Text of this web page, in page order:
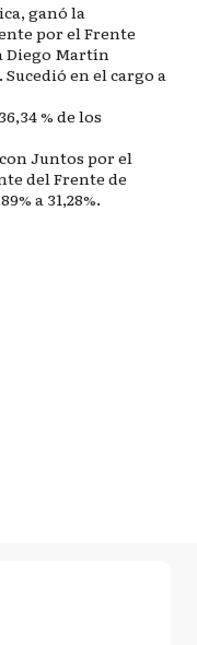
ganó la
por el Frente
Diego Martín
en el cargo a
% de los
Juntos por el
del Frente de
a 31,28%.